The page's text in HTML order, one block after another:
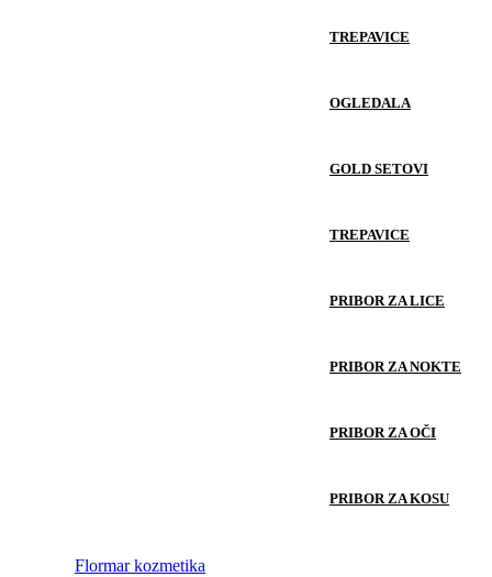
TREPAVICE
OGLEDALA
GOLD SETOVI
TREPAVICE
PRIBOR ZA LICE
PRIBOR ZA NOKTE
PRIBOR ZA OČI
PRIBOR ZA KOSU
Flormar kozmetika